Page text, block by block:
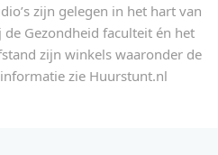
zijn gelegen in het hart van
Gezondheid faculteit én het
zijn winkels waaronder de
zie Huurstunt.nl